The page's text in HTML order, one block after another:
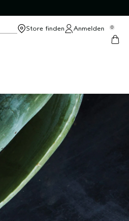
Store finden Anmelden 0